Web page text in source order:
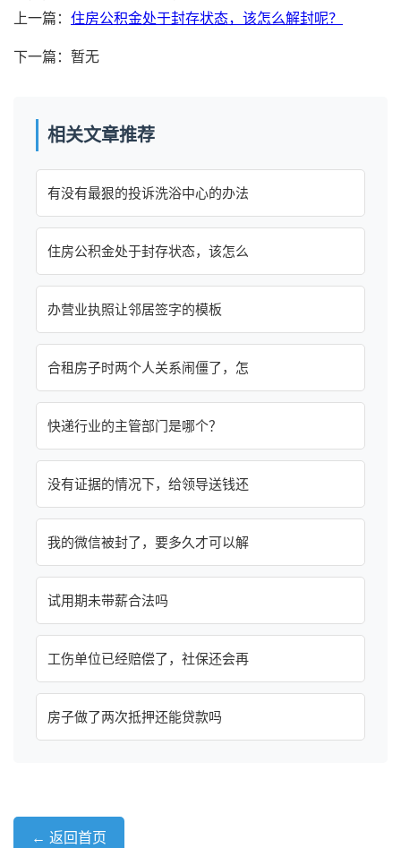
上一篇： 住房公积金处于封存状态，该怎么解封呢？
下一篇：暂无
相关文章推荐
有没有最狠的投诉洗浴中心的办法
住房公积金处于封存状态，该怎么
办营业执照让邻居签字的模板
合租房子时两个人关系闹僵了，怎
快递行业的主管部门是哪个？
没有证据的情况下，给领导送钱还
我的微信被封了，要多久才可以解
试用期未带薪合法吗
工伤单位已经赔偿了，社保还会再
房子做了两次抵押还能贷款吗
← 返回首页